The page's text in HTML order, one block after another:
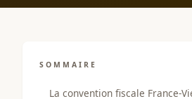
SOMMAIRE
La convention fiscale France-